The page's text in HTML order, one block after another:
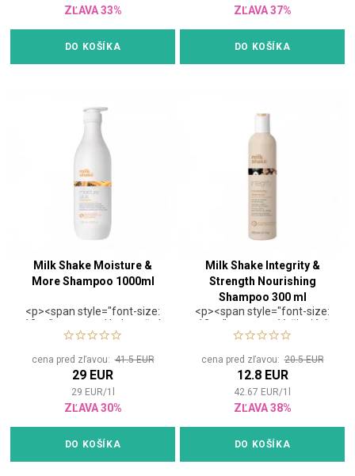
ZĽAVA 33%
DO KOŠÍKA
udržujú rovnováhu vlhkosti
vlasu a Integrity 41®
pomáha predĺžiť životnosť
farby.</span></span>
ZĽAVA 37%
DO KOŠÍKA
Milk Shake Moisture &
More Shampoo 1000ml
<p><span style="font-size:
12pt;"><strong>Hydratačný
šampón pre suché
<html><p><span
style="font-size:
12pt;">Vlasový šampón s
delikátnym zložením, ktoré
dodáva najmä suchým
vlasom jemnosť a udržuje
ich optimálnu hydratáciu.
</span></span>
cena pred zľavou:41.5 EUR
29 EUR
29 EUR/1
ZĽAVA 30%
DO KOŠÍKA
Milk Shake Integrity &
Strength Nourishing
Shampoo 300 ml
<p><span style="font-size:
12pt;"><strong>Vyživujúci
šampón pre všetky typy
<html><p><span
style="font-size:
12pt;">Šetrne čistí a udržuje
vlasy hydratované a
vyživené.</span> Čistí vlasy
vďaka formule obsahujúcej
organické maslo Muru Muru.
</span>
cena pred zľavou:20.5 EUR
12.8 EUR
42.67 EUR/1
ZĽAVA 38%
DO KOŠÍKA